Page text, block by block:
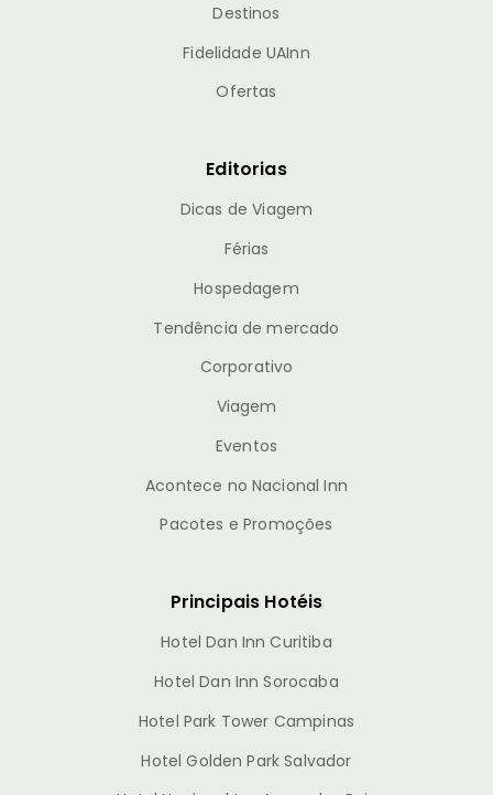
Destinos
Fidelidade UAInn
Ofertas
Editorias
Dicas de Viagem
Férias
Hospedagem
Tendência de mercado
Corporativo
Viagem
Eventos
Acontece no Nacional Inn
Pacotes e Promoções
Principais Hotéis
Hotel Dan Inn Curitiba
Hotel Dan Inn Sorocaba
Hotel Park Tower Campinas
Hotel Golden Park Salvador